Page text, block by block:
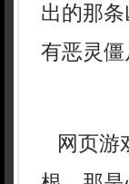
出的那
有恶灵僵
网页游